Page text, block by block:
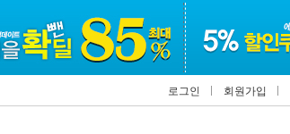
로그인 회원가입